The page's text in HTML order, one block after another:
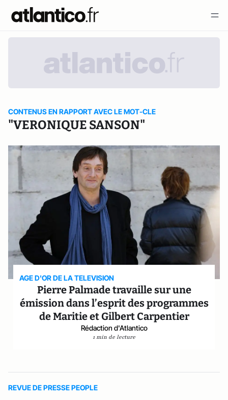
CONTENUS EN RAPPORT AVEC LE MOT-CLE
"VERONIQUE SANSON"
AGE D'OR DE LA TELEVISION
Pierre Palmade travaille sur une
émission dans l’esprit des programmes
de Maritie et Gilbert Carpentier
Rédaction d'Atlantico
1 min de lecture
REVUE DE PRESSE PEOPLE